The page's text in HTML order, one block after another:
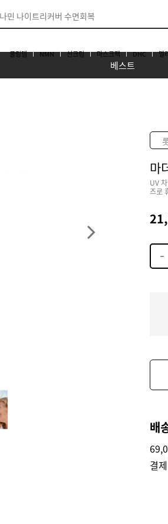
쿨링템 NMN 선크림 마스크팩 DHC 멜
베스트
마
UV
즈로
배
결